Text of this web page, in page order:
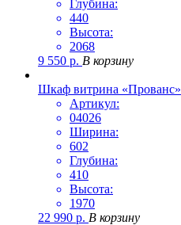
Глубина:
440
Высота:
2068
9 550 р. В корзину
Шкаф витрина «Прованс»
Артикул:
04026
Ширина:
602
Глубина:
410
Высота:
1970
22 990 р. В корзину